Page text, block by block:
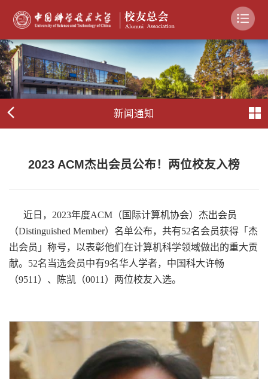
新闻通知
2023 ACM杰出会员公布！两位校友入榜
近日，2023年度ACM（国际计算机协会）杰出会员
（Distinguished Member）名单公布，共有52名会员获得「杰
出会员」称号，以表彰他们在计算机科学领域做出的重大贡
献。52名当选会员中有9名华人学者，中国科大许畅
（9511）、陈凯（0011）两位校友入选。